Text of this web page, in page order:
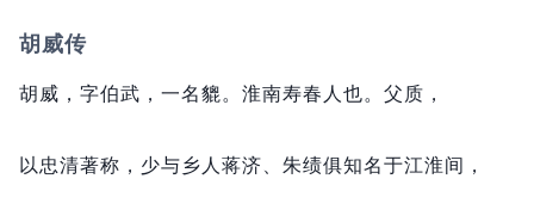
胡威传
胡威， 字伯武， 一名貔。 淮南寿春人也。 父质，
以忠清著称， 少与乡人蒋济、朱绩俱知名于江淮间，